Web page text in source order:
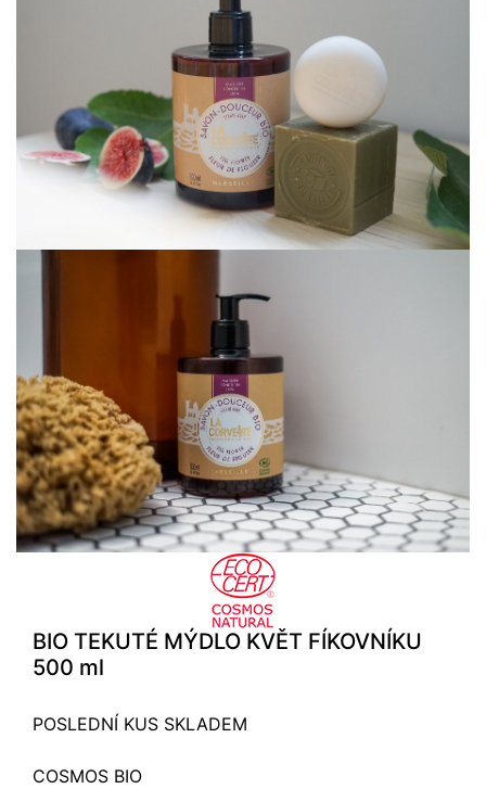
BIO TEKUTÉ MÝDLO KVĚT FÍKOVNÍKU
500 ml
POSLEDNÍ KUS SKLADEM
COSMOS BIO